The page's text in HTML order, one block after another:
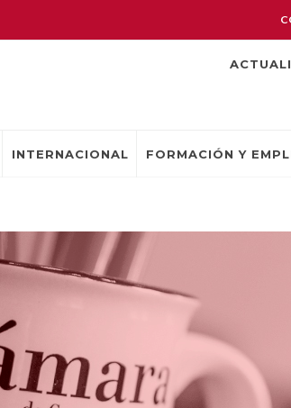
INTERNACIONAL FORMACIÓN Y